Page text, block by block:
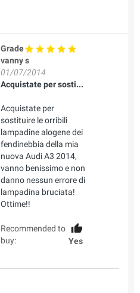
Grade
vanny s
01/07/2014
Acquistate per sosti...
Acquistate per
sostituire le orribili
lampadine alogene dei
fendinebbia della mia
nuova Audi A3 2014,
vanno benissimo e non
danno nessun errore di
lampadina bruciata!
Ottime!!
Recommended to
buy:
Yes